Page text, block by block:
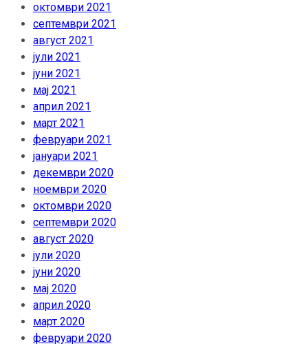
октомври 2021
септември 2021
август 2021
јули 2021
јуни 2021
мај 2021
април 2021
март 2021
февруари 2021
јануари 2021
декември 2020
ноември 2020
октомври 2020
септември 2020
август 2020
јули 2020
јуни 2020
мај 2020
април 2020
март 2020
февруари 2020